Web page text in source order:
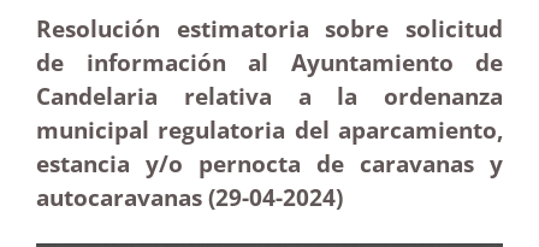
Resolución estimatoria sobre solicitud
de información al Ayuntamiento de
Candelaria relativa a la ordenanza
municipal regulatoria del aparcamiento,
estancia y/o pernocta de caravanas y
autocaravanas (29-04-2024)